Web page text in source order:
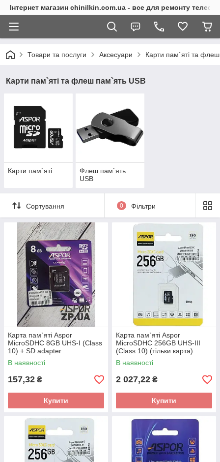
Інтернет магазин chinilkin.com.ua - все для ремонту
Товари та послуги Аксесуари Карти пам`яті та
Карти пам`яті та флеш пам`ять USB
Карти пам`яті
Флеш пам`ять
USB
Сортування 0 Фільтри
Карта пам`яті Aspor
MicroSDHC 8GB UHS-I (Class
10) + SD adapter
В наявності
157,32 ₴
Купити
Карта пам`яті Aspor
MicroSDHC 256GB UHS-III
(Class 10) (тільки карта)
В наявності
2 027,22 ₴
Купити